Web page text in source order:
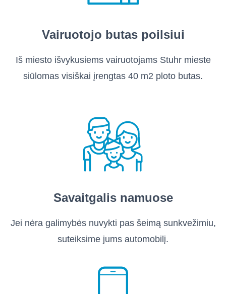
Vairuotojo butas poilsiui
Iš miesto išvykusiems vairuotojams Stuhr mieste
siūlomas visiškai įrengtas 40 m2 ploto butas.
Savaitgalis namuose
Jei nėra galimybės nuvykti pas šeimą sunkvežimiu,
suteiksime jums automobilį.